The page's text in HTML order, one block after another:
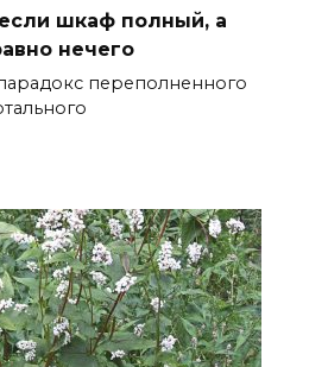
шкаф полный, а
нечего
переполненного